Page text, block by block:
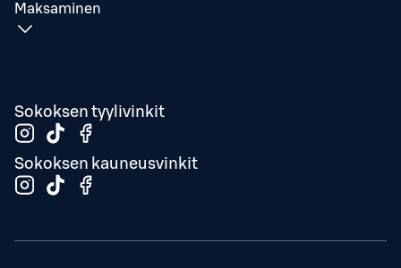
Maksaminen
Sokoksen tyylivinkit
Sokoksen kauneusvinkit